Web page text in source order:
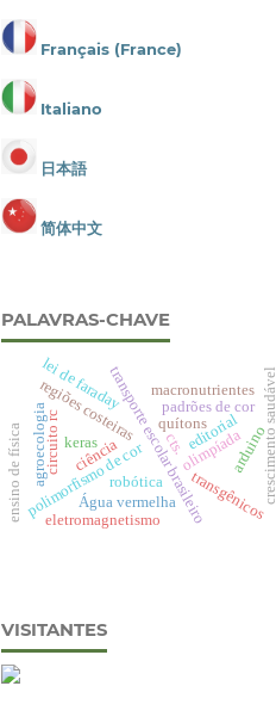
Français (France)
Italiano
日本語
简体中文
PALAVRAS-CHAVE
editorial
olimpíada
transporte escolar brasileiropadrões de cor
polimorfismo de cor
quítons
regiões costeiras
robótica
keras crescimento saudável
transgênicos
cts.
Água vermelha
agroecologia
ensino de física
lei de faraday
eletromagnetismo
ciência
macronutrientes
arduino
circuito rc
VISITANTES